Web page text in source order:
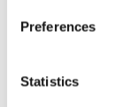
Preferences
Statistics